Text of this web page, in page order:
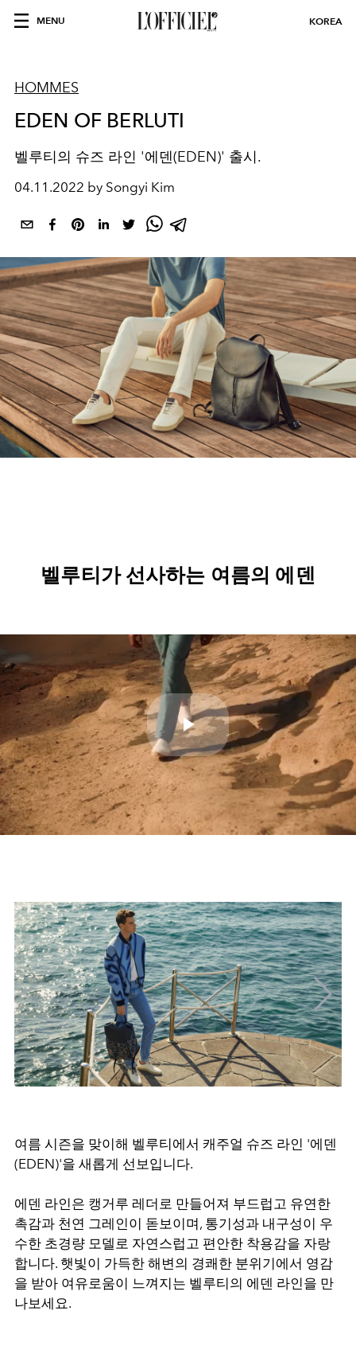
MENU KOREA
HOMMES
EDEN OF BERLUTI
벨루티의 슈즈 라인 '에덴(EDEN)' 출시.
04.11.2022 by Songyi Kim
벨루티가 선사하는 여름의 에덴
Play
Video
여름 시즌을 맞이해 벨루티에서 캐주얼 슈즈 라인 '에덴
(EDEN)'을 새롭게 선보입니다.
에덴 라인은 캥거루 레더로 만들어져 부드럽고 유연한
촉감과 천연 그레인이 돋보이며, 통기성과 내구성이 우
수한 초경량 모델로 자연스럽고 편안한 착용감을 자랑
합니다. 햇빛이 가득한 해변의 경쾌한 분위기에서 영감
을 받아 여유로움이 느껴지는 벨루티의 에덴 라인을 만
나보세요.